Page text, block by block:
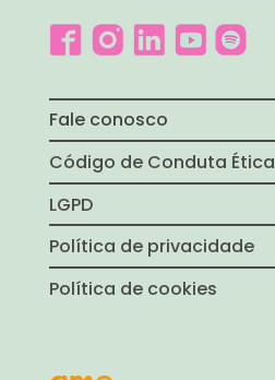
Fale conosco
Código de Conduta Ética
LGPD
Política de privacidade
Política de cookies